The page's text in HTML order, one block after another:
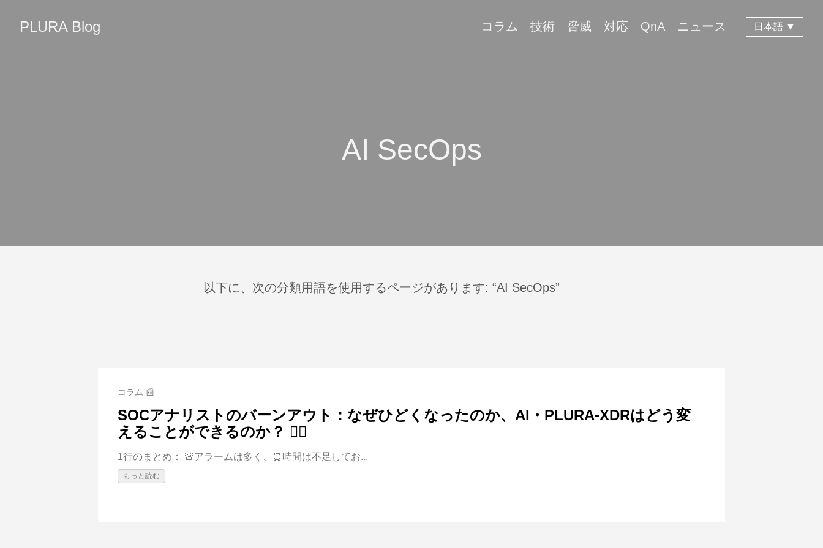
PLURA Blog コラム 技術 脅威 対応 QnA ニュース 日本語 ▼
AI SecOps
以下に、次の分類用語を使用するページがあります: “AI SecOps”
コラム 📰
SOCアナリストのバーンアウト：なぜひどくなったのか、AI・PLURA-XDRはどう変
えることができるのか？ 😵‍💫
1行のまとめ： 🚨アラームは多く、⏰時間は不足してお...
もっと読む